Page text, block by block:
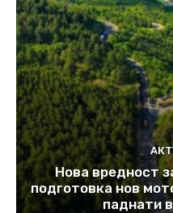
Нова вредност
подготовка нов
паднати